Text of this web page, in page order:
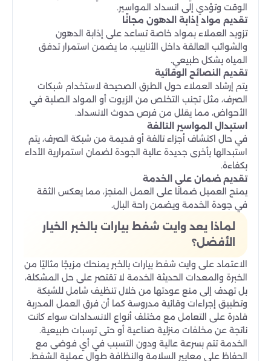
الوقت وتؤدي إلى انسداد المواسير.
تقديم مواد إذابة الدهون مجانًا
تزويد العملاء بمواد خاصة تساعد على إذابة الدهون
والشوائب العالقة داخل الأنابيب، ما يضمن استمرار تدفق
المياه بشكل طبيعي.
تقديم النصائح الوقائية
يتم إرشاد العملاء حول الطرق الصحيحة لاستخدام شبكات
الصرف، مثل تجنب التخلص من الزيوت أو المواد الصلبة في
الأحواض، مما يقلل من فرص حدوث الانسداد.
استبدال المواسير التالفة
في حال اكتشاف أجزاء تالفة أو قديمة من شبكة الصرف، يتم
استبدالها بأخرى جديدة عالية الجودة لضمان استمرارية الأداء
بكفاءة.
تقديم ضمان على الخدمة
يمنح العميل ضمانًا على العمل المنجز، مما يعكس الثقة
في جودة الخدمة ويضمن راحة البال.
لماذا يعد وايت شفط بيارات بالخبر الخيار
الأفضل؟
الاعتماد على وايت شفط بيارات بالخبر يمنحك مزيجًا مثاليًا من
الخبرة والمعدات الحديثة الخدمة لا تقتصر على حل المشكلة،
بل تهدف إلى منع عودتها من خلال تنظيف شامل للشبكة
وتطبيق إجراءات وقائية مدروسة كما أن فرق العمل المدربة
قادرة على التعامل مع مختلف أنواع الانسدادات سواء كانت
ناتجة عن مخلفات منزلية صناعية أو حتى ترسبات طبيعية.
الخدمة تتم بسرعة عالية ودون التسبب في أي فوضى مع
الحفاظ على معايير السلامة والنظافة طوال عملية الشفط.